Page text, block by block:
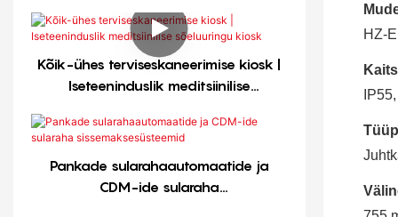
HZ-
Kõik-ühes terviseskaneerimise kiosk |
Iseteeninduslik meditsiinilise
Pankade sularahaautomaatide ja
CDM-ide sularaha